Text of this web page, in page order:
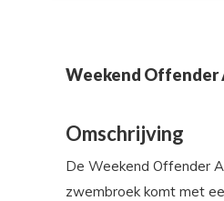
Weekend Offender
Omschrijving
De Weekend Offender
zwembroek komt met